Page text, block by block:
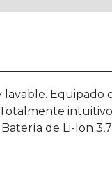
Equipado
de Li-Ion